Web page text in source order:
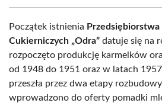
Początek istnienia
Cukierniczych „Odra” datuje się na
rozpoczęto produkcję karmelków
od 1948 do 1951 oraz w latach
przeszła przez dwa etapy
wprowadzono do oferty pomadki